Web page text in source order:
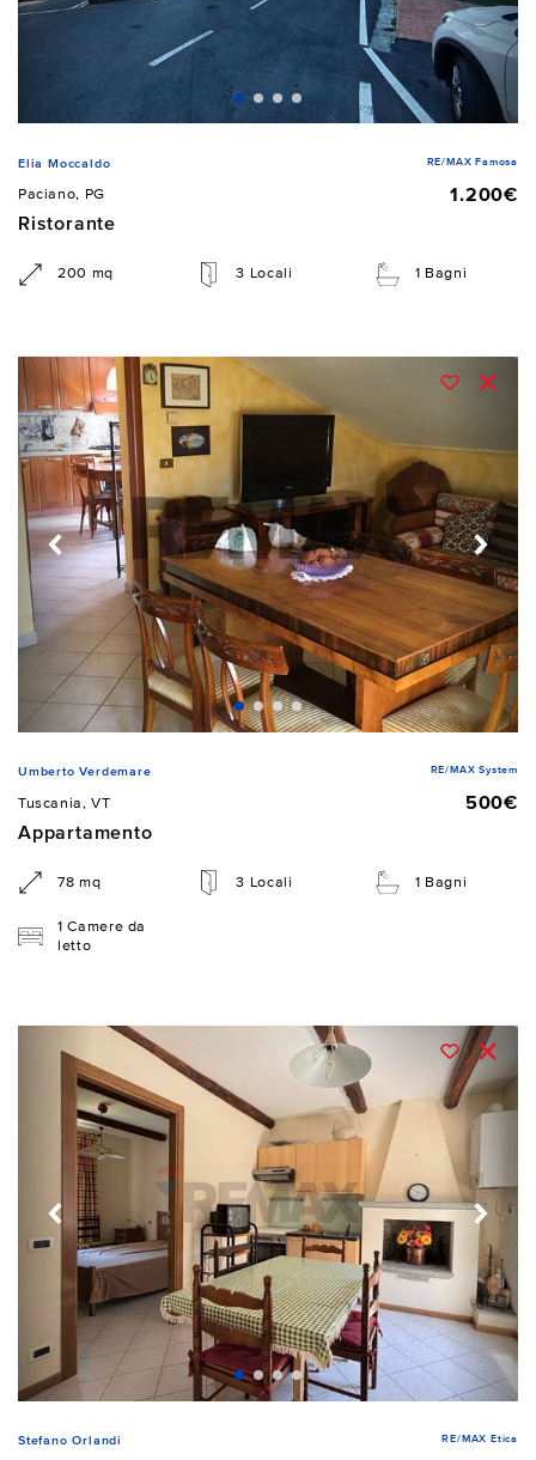
Elia Moccaldo RE/MAX Famosa
Paciano, PG
1.200€
Ristorante
200 mq 3 Locali 1 Bagni
Umberto Verdemare RE/MAX System
Tuscania, VT
500€
Appartamento
78 mq 3 Locali 1 Bagni
1 Camere da
letto
Stefano Orlandi RE/MAX Etica